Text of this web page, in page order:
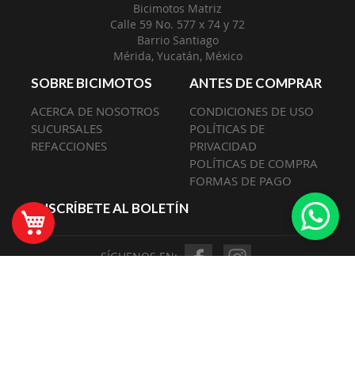
Mi Carrito
Bicimotos Matriz
Calle 59 No. 577 x 74 y 72
Barrio Santiago
Mérida, Yucatán, México
SOBRE BICIMOTOS
ACERCA DE NOSOTROS
SUCURSALES
REFACCIONES
ANTES DE COMPRAR
CONDICIONES DE USO
POLÍTICAS DE
PRIVACIDAD
POLÍTICAS DE COMPRA
FORMAS DE PAGO
SUSCRÍBETE AL BOLETÍN
SÍGUENOS EN: